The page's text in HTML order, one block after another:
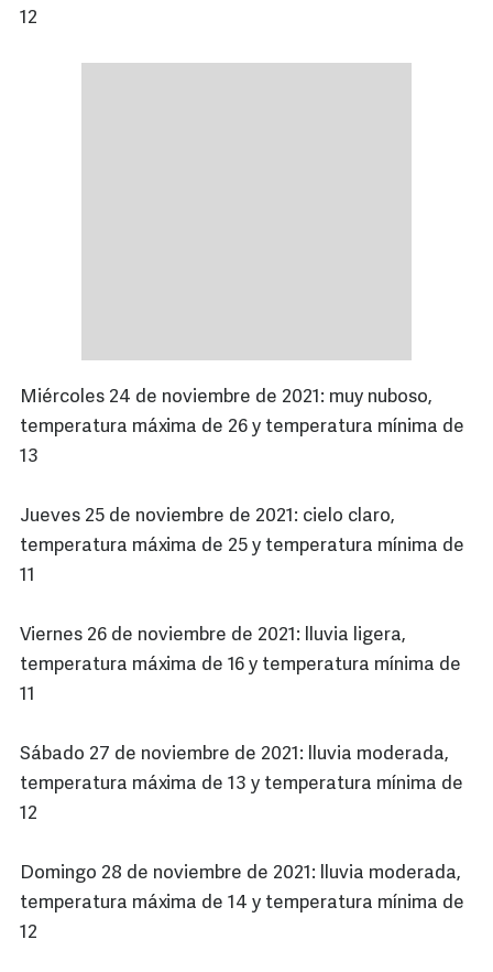
12
Miércoles 24 de noviembre de 2021: muy nuboso,
temperatura máxima de 26 y temperatura mínima de
13
Jueves 25 de noviembre de 2021: cielo claro,
temperatura máxima de 25 y temperatura mínima de
11
Viernes 26 de noviembre de 2021: lluvia ligera,
temperatura máxima de 16 y temperatura mínima de
11
Sábado 27 de noviembre de 2021: lluvia moderada,
temperatura máxima de 13 y temperatura mínima de
12
Domingo 28 de noviembre de 2021: lluvia moderada,
temperatura máxima de 14 y temperatura mínima de
12